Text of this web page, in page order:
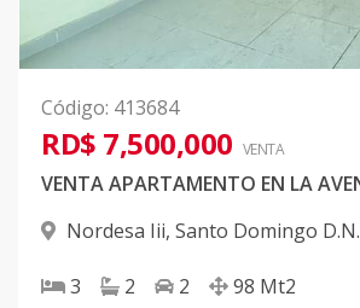
Código: 413684
RD$ 7,500,000 VENTA
Nordesa Iii, Santo Domingo D.N.
3 2 2 98 Mt2